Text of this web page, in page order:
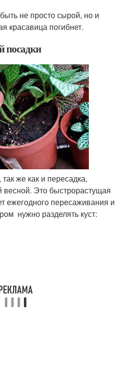
не просто сырой, но и
красавица погибнет.
посадки
же как и пересадка,
весной. Это быстрорастущая
ежегодного пересаживания и
нужно разделять куст: